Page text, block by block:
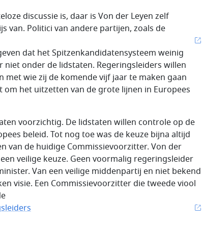
discussie is, daar is Von der Leyen zelf
van. Politici van andere partijen, zoals de
dat het Spitzenkandidatensysteem weinig
niet onder de lidstaten. Regeringsleiders willen
met wie zij de komende vijf jaar te maken gaan
om het uitzetten van de grote lijnen in Europees
voorzichtig. De lidstaten willen controle op de
beleid. Tot nog toe was de keuze bijna altijd
van de huidige Commissievoorzitter. Von der
veilige keuze. Geen voormalig regeringsleider
Van een veilige middenpartij en niet bekend
visie. Een Commissievoorzitter die tweede viool